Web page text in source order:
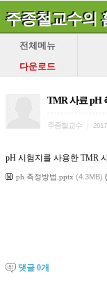
주종철교수의
전체메뉴
다운로드
TMR 사료 pH
주종철교수
pH 시험지를 사용한 TMR
ph 측정방법.pptx (4.3MB)
댓글 0개